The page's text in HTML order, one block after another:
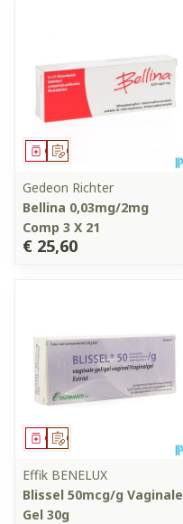
Op voorschrift
Geneesmiddel
Gedeon Richter
Bellina 0,03mg/2mg
Comp 3 X 21
€ 25,60
Op voorschrift
Geneesmiddel
Effik BENELUX
Blissel 50mcg/g Vaginale
Gel 30g